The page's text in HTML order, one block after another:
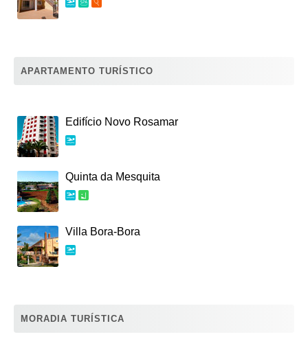
APARTAMENTO TURÍSTICO
Edifício Novo Rosamar
Quinta da Mesquita
Villa Bora-Bora
MORADIA TURÍSTICA